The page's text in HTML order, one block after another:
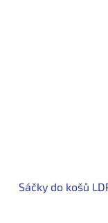
Sáčky do košů